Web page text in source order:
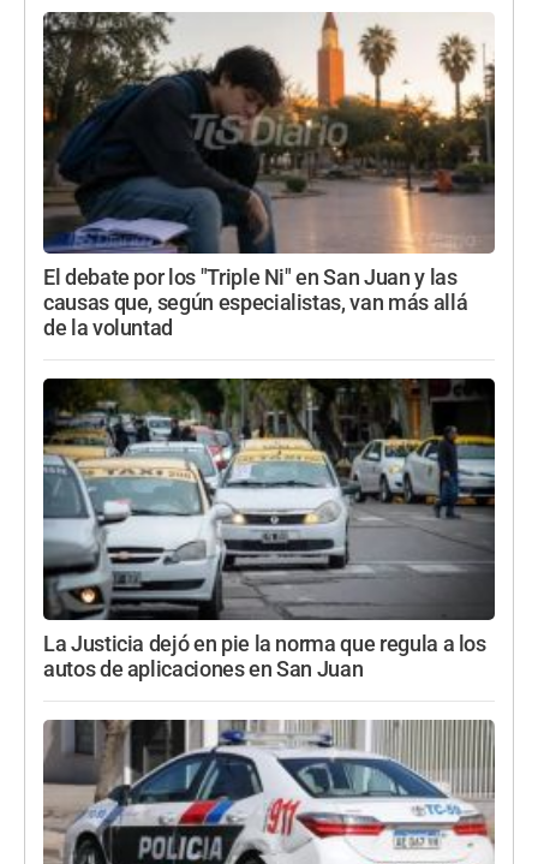
El debate por los "Triple Ni" en San Juan y las
causas que, según especialistas, van más allá
de la voluntad
La Justicia dejó en pie la norma que regula a los
autos de aplicaciones en San Juan